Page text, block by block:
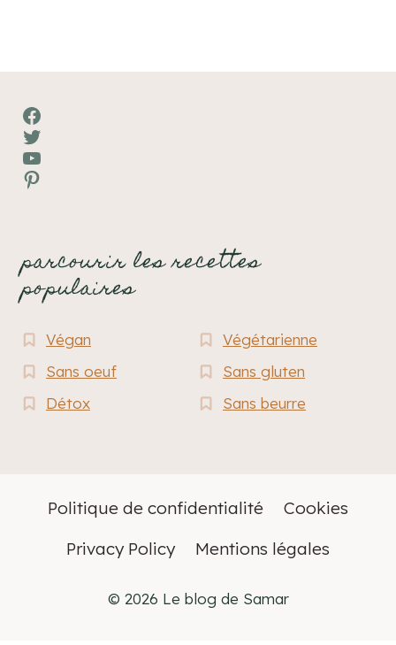
Facebook
Twitter
YouTube
Pinterest
parcourir les recettes
populaires
Végan
Végétarienne
Sans oeuf
Sans gluten
Détox
Sans beurre
Politique de confidentialité
Cookies
Privacy Policy
Mentions légales
© 2026 Le blog de Samar